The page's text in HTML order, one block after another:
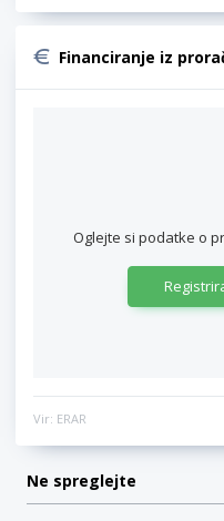
Financiranje iz
Oglejte si podatke o
Vir: ERAR
Ne spreglejte